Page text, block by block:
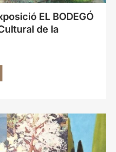
EL BODEGÓ
de la